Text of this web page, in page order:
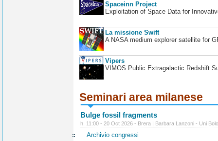
Spaceinn Project
Exploitation of Space Data for
La missione Swift
A NASA medium explorer satellite for
Vipers
VIMOS Public Extragalactic Redshift
Seminari area milanese
Bulge fossil fragments
h. 11:00 - 20 Oct 2026 - Brera | Barbara Lanzoni - Uni
Archivio congressi